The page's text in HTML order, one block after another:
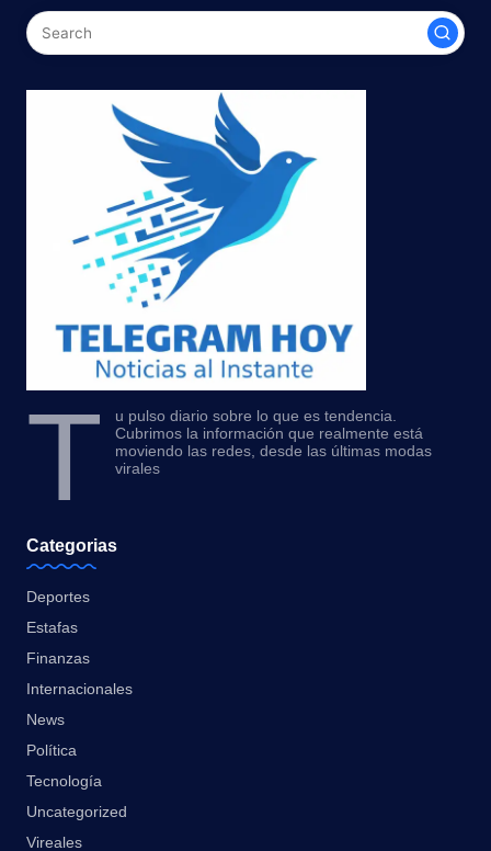
n
t
e
T
u pulso diario sobre lo que es tendencia.
Cubrimos la información que realmente está
moviendo las redes, desde las últimas modas
virales
Categorias
Deportes
Estafas
Finanzas
Internacionales
News
Política
Tecnología
Uncategorized
Vireales